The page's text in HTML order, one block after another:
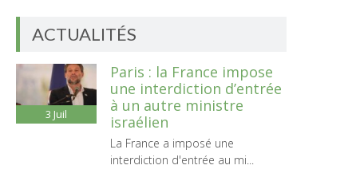
ACTUALITÉS
3 Juil
Paris : la France impose
une interdiction d’entrée
à un autre ministre
israélien
La France a imposé une
interdiction d'entrée au mi...